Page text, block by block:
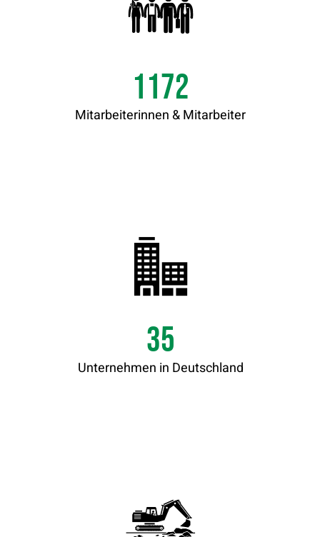
1199
Mitarbeiterinnen & Mitarbeiter
35
Unternehmen in Deutschland